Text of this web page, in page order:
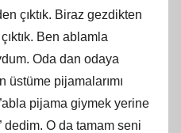
çıktık. Biraz gezdikten
Ben ablamla
Oda dan odaya
üstüme pijamalarımı
pijama giymek yerine
dedim. O da tamam seni